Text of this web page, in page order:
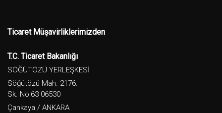
Ticaret Müşavirliklerimizden
T.C. Ticaret Bakanlığı
SÖĞÜTÖZÜ YERLEŞKESİ
Söğütözü Mah. 2176.
Sk. No:63 06530
Çankaya / ANKARA